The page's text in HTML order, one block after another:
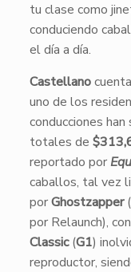
tu clase como
conduciendo
el día a día.
Castellano
uno de los
conducciones
totales de
reportado por
caballos, tal vez
porGhostzapper
por Relaunch),
Classic(G1)
reproductor,